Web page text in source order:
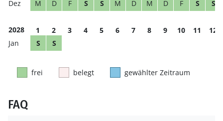
M D F S S M D M D F S S
2028 1 2 3 4 5 6 7 8 9 10 11
12
S
S
frei belegt gewählter Zeitraum
FAQ